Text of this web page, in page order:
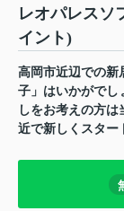
レオパレスソ
イント)
高岡市近辺での新
子」はいかがでし
しをお考えの方
近で新しくスター